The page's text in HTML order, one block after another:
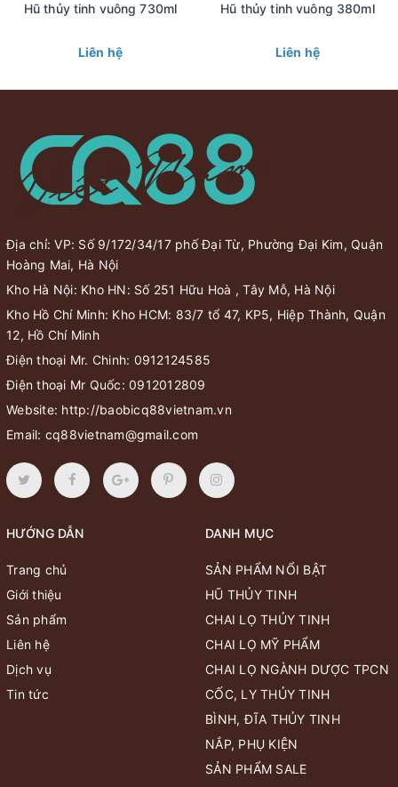
Hũ thủy tinh vuông 730ml
Liên hệ
Hũ thủy tinh vuông 380ml
Liên hệ
Địa chỉ: VP: Số 9/172/34/17 phố Đại Từ, Phường Đại Kim, Quận
Hoàng Mai, Hà Nội
Kho Hà Nội: Kho HN: Số 251 Hữu Hoà , Tây Mỗ, Hà Nội
Kho Hồ Chí Minh: Kho HCM: 83/7 tổ 47, KP5, Hiệp Thành, Quận
12, Hồ Chí Minh
Điện thoại Mr. Chinh: 0912124585
Điện thoại Mr Quốc: 0912012809
Website: http://baobicq88vietnam.vn
Email: cq88vietnam@gmail.com
HƯỚNG DẪN
Trang chủ
Giới thiệu
Sản phẩm
Liên hệ
Dịch vụ
Tin tức
DANH MỤC
SẢN PHẨM NỔI BẬT
HŨ THỦY TINH
CHAI LỌ THỦY TINH
CHAI LỌ MỸ PHẨM
CHAI LỌ NGÀNH DƯỢC TPCN
CỐC, LY THỦY TINH
BÌNH, ĐĨA THỦY TINH
NẮP, PHỤ KIỆN
SẢN PHẨM SALE